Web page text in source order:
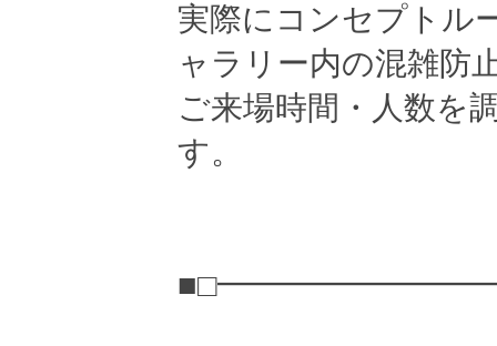
実際にコンセプトル
ャラリー内の混雑防
ご来場時間・人数を
す。